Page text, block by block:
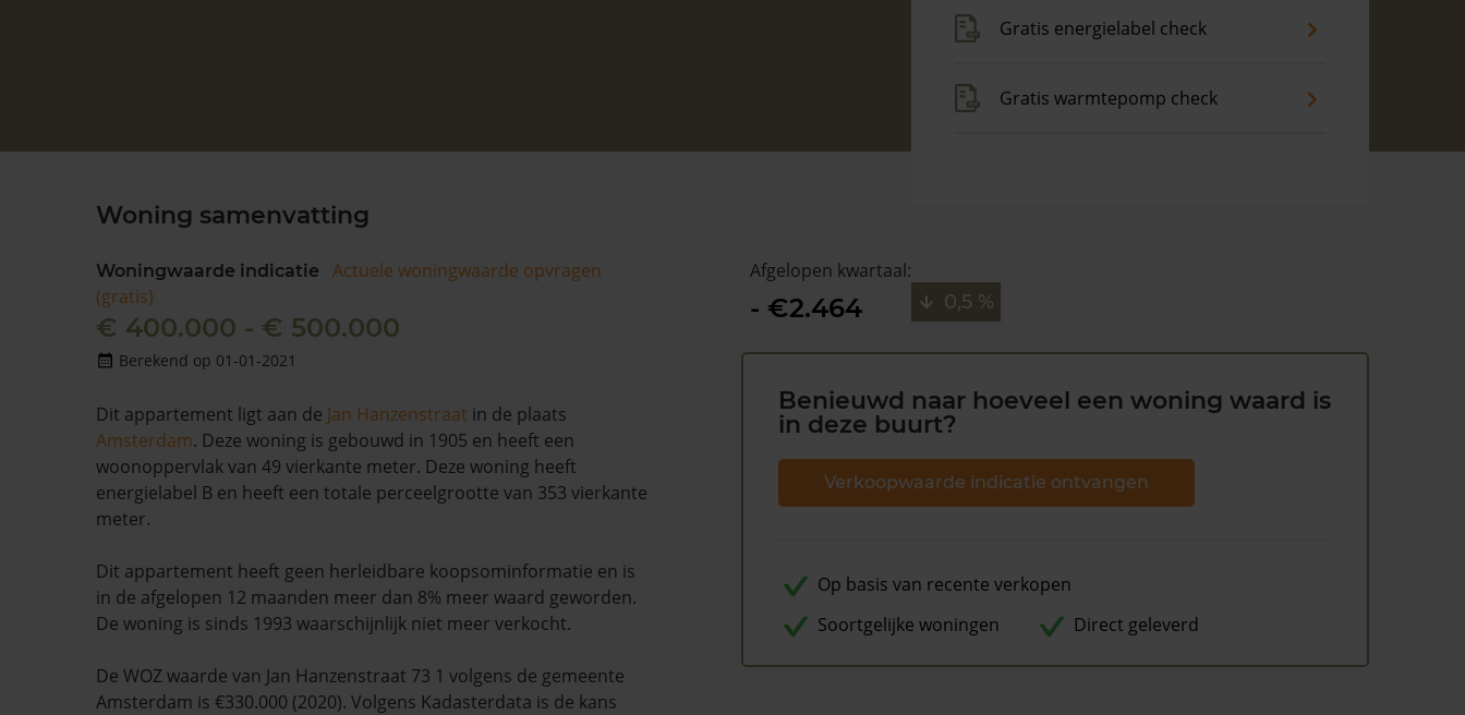
Gratis energielabel check
Gratis warmtepomp check
Woning samenvatting
Woningwaarde indicatie
Actuele woningwaarde opvragen
(gratis)
€ 400.000 - € 500.000
Berekend op 01-01-2021
Dit appartement ligt aan de Jan Hanzenstraat in de plaats
Amsterdam. Deze woning is gebouwd in 1905 en heeft een
woonoppervlak van 49 vierkante meter. Deze woning heeft
energielabel B en heeft een totale perceelgrootte van 353 vierkante
meter.
Dit appartement heeft geen herleidbare koopsominformatie en is
in de afgelopen 12 maanden meer dan 8% meer waard geworden.
De woning is sinds 1993 waarschijnlijk niet meer verkocht.
De WOZ waarde van Jan Hanzenstraat 73 1 volgens de gemeente
Amsterdam is €330.000 (2020). Volgens Kadasterdata is de kans
Afgelopen kwartaal:
- €2.464 0,5 %
Benieuwd naar hoeveel een woning waard is
in deze buurt?
Verkoopwaarde indicatie ontvangen
Op basis van recente verkopen
Soortgelijke woningen
Direct geleverd